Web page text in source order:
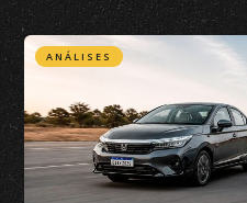
de tração 4×4
ANÁLISES